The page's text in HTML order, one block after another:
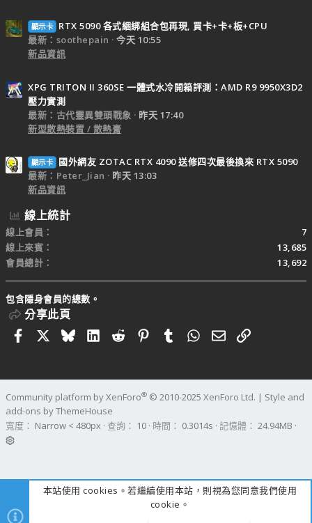
顯示卡
RTX 5090 各式綑綁組合包再現, 買卡+卡+板+CPU
最新：soothepain
今天 10:55
新品資訊
XPG TRITON II 360SE 一體式水冷開箱評測：AMD R9 9950X3D2
壓力實測
最新：古代靈異雙頭戰象
昨天 17:40
新型散熱裝置 / 散熱膏
顯示卡
國外網友 ZOTAC RTX 4090 送修四次最後換來 RTX 5090
最新：Peter_Jian
昨天 13:03
新品資訊
線上統計
線上會員
7
線上來賓
13,685
會員總計
13,692
包含隱身會員的總數。
分享此頁
FacebookBlueskyLinkedIn
RedditPinterestTumblrWhatsApp
電子郵件
連結
Community platform by XenForo® © 2010-2025 XenForo Ltd. | Style and
add-ons by ThemeHouse
寬度
查詢 10 時間 0.3014s 記憶體 24.94MB
本站使用 cookies。若繼續使用本站，則視為您同意我們使用
cookie。